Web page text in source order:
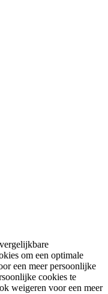
om een optimale
een meer persoonlijke
cookies te
weigeren voor een meer